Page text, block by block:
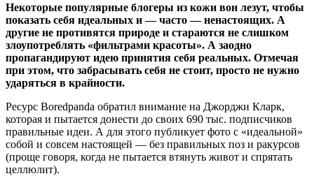
Некоторые популярные блогеры из кожи вон лезут, чтобы
показать себя идеальных и — часто — ненастоящих. А
другие не противятся природе и стараются не слишком
злоупотреблять «фильтрами красоты». А заодно
пропагандируют идею принятия себя реальных. Отмечая
при этом, что забрасывать себя не стоит, просто не нужно
ударяться в крайности.
Ресурс Boredpanda обратил внимание на Джорджи Кларк,
которая и пытается донести до своих 690 тыс. подписчиков
правильные идеи. А для этого публикует фото с «идеальной»
собой и совсем настоящей — без правильных поз и ракурсов
(проще говоря, когда не пытается втянуть живот и спрятать
целлюлит).